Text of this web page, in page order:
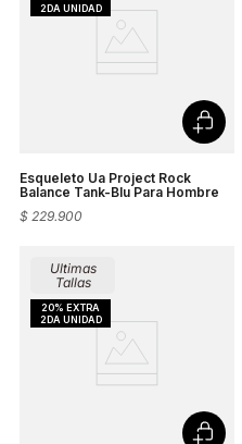
Esqueleto Ua Project Rock
Balance Tank-Blu Para Hombre
$ 229.900
Ultimas
Tallas